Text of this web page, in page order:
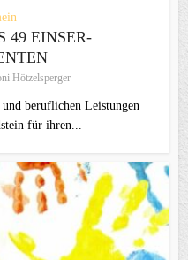
49 EINSER-
Hötzelsperger
beruflichen Leistungen
für ihren...